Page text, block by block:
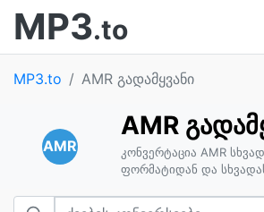
MP3.to
MP3.to AMR გადამყვანი
AMR
AMR
კონვერტაცია AMR
ფორმატიდან და